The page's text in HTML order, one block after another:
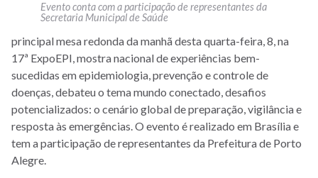
Evento conta com a participação de representantes da
Secretaria Municipal de Saúde
principal mesa redonda da manhã desta quarta-feira, 8, na
17ª ExpoEPI, mostra nacional de experiências bem-
sucedidas em epidemiologia, prevenção e controle de
doenças, debateu o tema mundo conectado, desafios
potencializados: o cenário global de preparação, vigilância e
resposta às emergências. O evento é realizado em Brasília e
tem a participação de representantes da Prefeitura de Porto
Alegre.